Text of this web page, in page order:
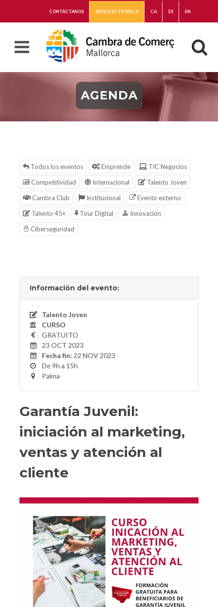
CONTÁCTANOS SEDE ELECTRÓNICA CA ES EN
AGENDA
Todos los eventos Emprende
TIC Negocios
Competitividad
Internacional
Talento Joven
Cambra Club
Institucional
Evento externo
Talento 45+
Tour Digital
Innovación
Ciberseguridad
Información del evento:
Talento Joven
CURSO
GRATUITO
23 OCT 2023
Fecha fin: 22 NOV 2023
De 9h a 15h
Palma
Garantía Juvenil:
iniciación al marketing,
ventas y atención al
cliente